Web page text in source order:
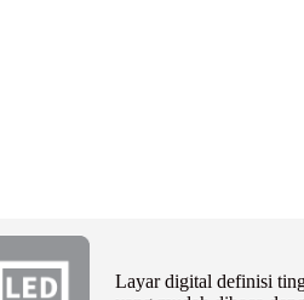
Layar digital definisi